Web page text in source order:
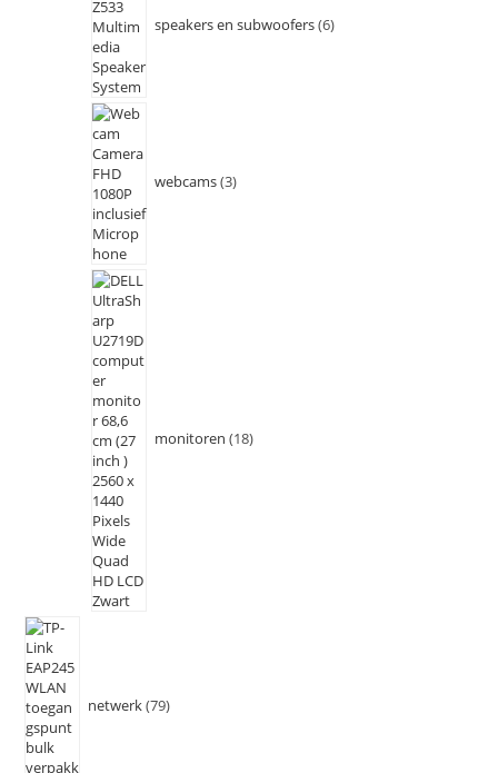
speakers en subwoofers 6
webcams 3
monitoren 18
netwerk 79